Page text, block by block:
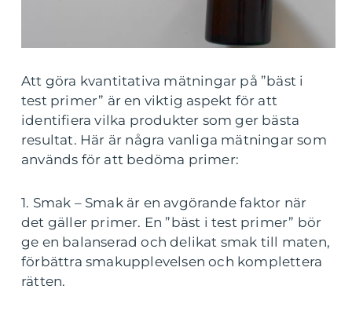
Att göra kvantitativa mätningar på ”bäst i
test primer” är en viktig aspekt för att
identifiera vilka produkter som ger bästa
resultat. Här är några vanliga mätningar som
används för att bedöma primer:
1. Smak – Smak är en avgörande faktor när
det gäller primer. En ”bäst i test primer” bör
ge en balanserad och delikat smak till maten,
förbättra smakupplevelsen och komplettera
rätten.